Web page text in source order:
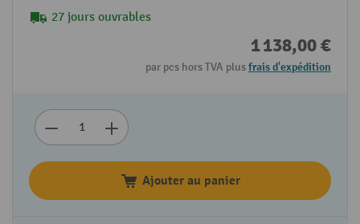
27 jours ouvrables
1 138,00 €
par pcs hors TVA plusfrais d'expédition
Ajouter au panier